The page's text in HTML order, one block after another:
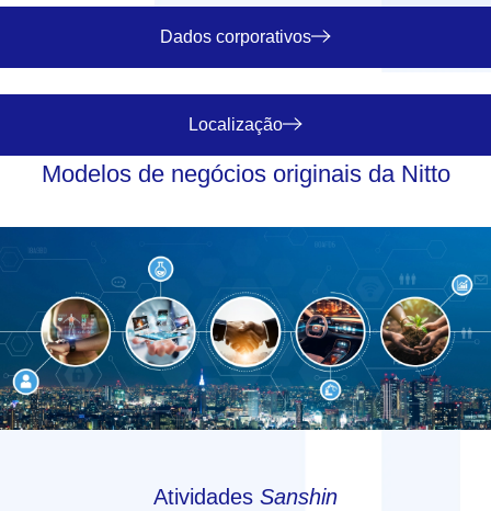
Dados corporativos
Localização
Modelos de negócios originais da Nitto
Atividades Sanshin